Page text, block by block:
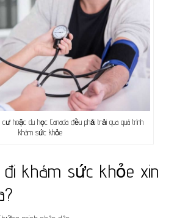
hoặc du học Canada đều phải trải qua quá trình
khám sức khỏe
đi khám sức khỏe xin